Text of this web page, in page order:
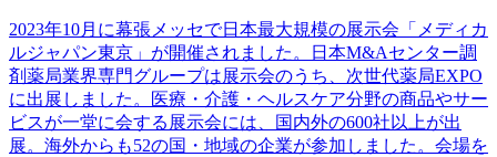
2023年10月に幕張メッセで日本最大規模の展示会「メディカ
ルジャパン東京」が開催されました。日本M&Aセンター調
剤薬局業界専門グループは展示会のうち、次世代薬局EXPO
に出展しました。医療・介護・ヘルスケア分野の商品やサー
ビスが一堂に会する展示会には、国内外の600社以上が出
展。海外からも52の国・地域の企業が参加しました。会場を